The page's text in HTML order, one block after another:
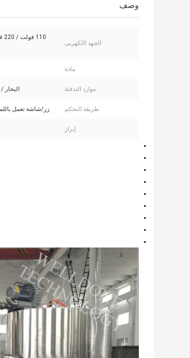
وصف
الجهد االكهربى:
مادة:
موارد التدفئة: البخار
طريقة التحكم: زر/شاشة تعمل
إبراز: